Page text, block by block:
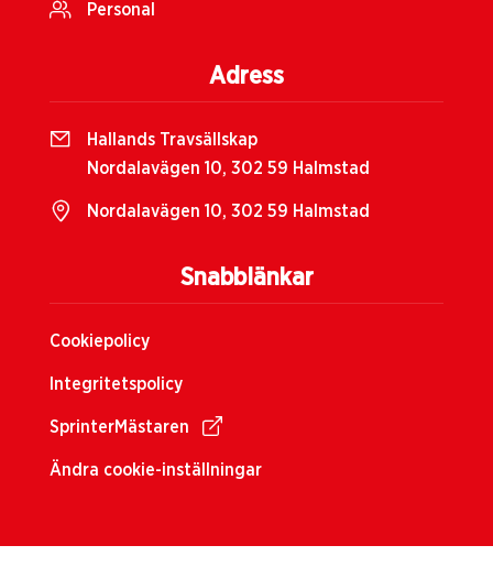
Snabblänkar
Cookiepolicy
Integritetspolicy
SprinterMästaren
Ändra cookie-inställningar
Personal
Adress
Hallands Travsällskap
Nordalavägen 10, 302 59 Halmstad
Nordalavägen 10, 302 59 Halmstad